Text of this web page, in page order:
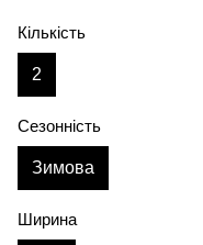
Кількість
2
Сезонність
Зимова
Ширина